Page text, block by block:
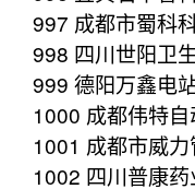
997 成都市蜀科
998 四川世阳卫
999 德阳万鑫电
1000 成都伟特
1001 成都市威
1002 四川普康